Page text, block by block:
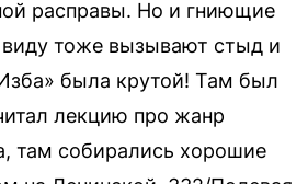
расправы. Но и гниющие
виду тоже вызывают стыд и
была крутой! Там был
лекцию про жанр
там собирались хорошие